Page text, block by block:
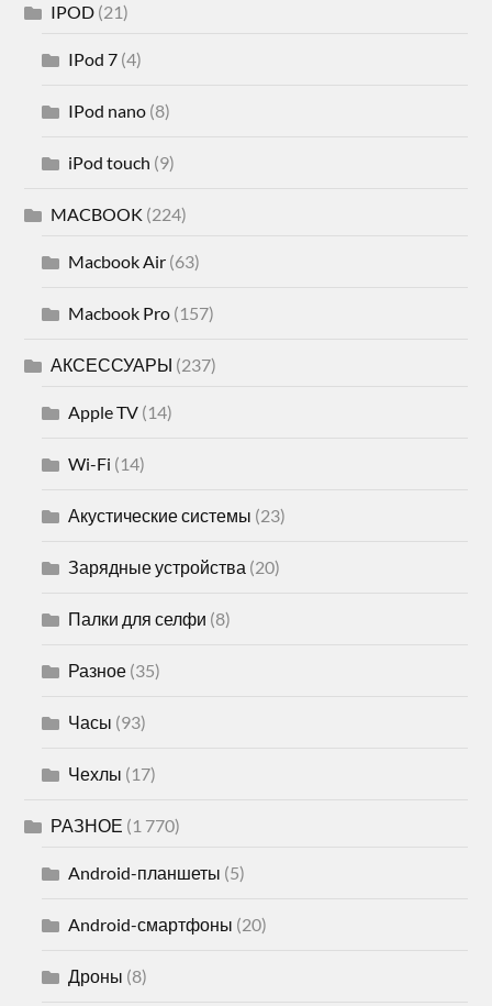
IPOD (21)
IPod 7 (4)
IPod nano (8)
iPod touch (9)
MACBOOK (224)
Macbook Air (63)
Macbook Pro (157)
АКСЕССУАРЫ (237)
Apple TV (14)
Wi-Fi (14)
Акустические системы (23)
Зарядные устройства (20)
Палки для селфи (8)
Разное (35)
Часы (93)
Чехлы (17)
РАЗНОЕ (1 770)
Android-планшеты (5)
Android-смартфоны (20)
Дроны (8)